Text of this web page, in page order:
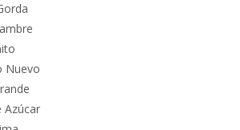
Nuevo
Azúcar